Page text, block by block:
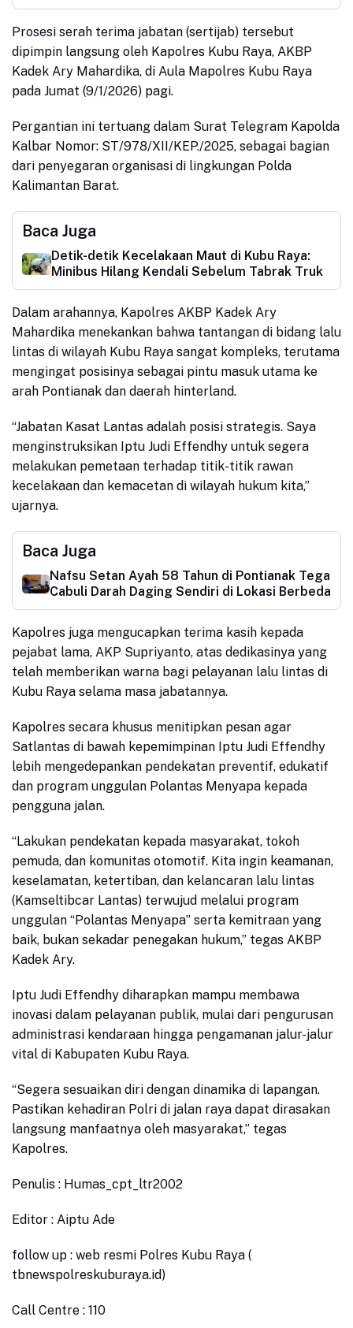
Prosesi serah terima jabatan (sertijab) tersebut
dipimpin langsung oleh Kapolres Kubu Raya, AKBP
Kadek Ary Mahardika, di Aula Mapolres Kubu Raya
pada Jumat (9/1/2026) pagi.
Pergantian ini tertuang dalam Surat Telegram Kapolda
Kalbar Nomor: ST/978/XII/KEP./2025, sebagai bagian
dari penyegaran organisasi di lingkungan Polda
Kalimantan Barat.
Baca Juga
Detik-detik Kecelakaan Maut di Kubu Raya:
Minibus Hilang Kendali Sebelum Tabrak Truk
Dalam arahannya, Kapolres AKBP Kadek Ary
Mahardika menekankan bahwa tantangan di bidang lalu
lintas di wilayah Kubu Raya sangat kompleks, terutama
mengingat posisinya sebagai pintu masuk utama ke
arah Pontianak dan daerah hinterland.
“Jabatan Kasat Lantas adalah posisi strategis. Saya
menginstruksikan Iptu Judi Effendhy untuk segera
melakukan pemetaan terhadap titik-titik rawan
kecelakaan dan kemacetan di wilayah hukum kita,”
ujarnya.
Baca Juga
Nafsu Setan Ayah 58 Tahun di Pontianak Tega
Cabuli Darah Daging Sendiri di Lokasi Berbeda
Kapolres juga mengucapkan terima kasih kepada
pejabat lama, AKP Supriyanto, atas dedikasinya yang
telah memberikan warna bagi pelayanan lalu lintas di
Kubu Raya selama masa jabatannya.
Kapolres secara khusus menitipkan pesan agar
Satlantas di bawah kepemimpinan Iptu Judi Effendhy
lebih mengedepankan pendekatan preventif, edukatif
dan program unggulan Polantas Menyapa kepada
pengguna jalan.
“Lakukan pendekatan kepada masyarakat, tokoh
pemuda, dan komunitas otomotif. Kita ingin keamanan,
keselamatan, ketertiban, dan kelancaran lalu lintas
(Kamseltibcar Lantas) terwujud melalui program
unggulan “Polantas Menyapa” serta kemitraan yang
baik, bukan sekadar penegakan hukum,” tegas AKBP
Kadek Ary.
Iptu Judi Effendhy diharapkan mampu membawa
inovasi dalam pelayanan publik, mulai dari pengurusan
administrasi kendaraan hingga pengamanan jalur-jalur
vital di Kabupaten Kubu Raya.
“Segera sesuaikan diri dengan dinamika di lapangan.
Pastikan kehadiran Polri di jalan raya dapat dirasakan
langsung manfaatnya oleh masyarakat,” tegas
Kapolres.
Penulis : Humas_cpt_ltr2002
Editor : Aiptu Ade
follow up : web resmi Polres Kubu Raya (
tbnewspolreskuburaya.id)
Call Centre : 110